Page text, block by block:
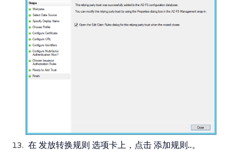
在 发放转换规则 选项卡上，点击添加规则..。